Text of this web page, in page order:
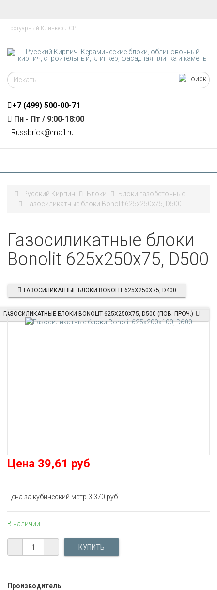
Тротуарный Клинкер ЛСР
+7 (499) 500-00-71
Пн - Пт / 9:00-18:00
Russbrick@mail.ru
Русский Кирпич Блоки
Блоки газобетонные
Газосиликатные блоки Bonolit 625x250x75, D500
Газосиликатные блоки
Bonolit 625x250x75, D500
ГАЗОСИЛИКАТНЫЕ БЛОКИ BONOLIT 625X250X75, D400
ГАЗОСИЛИКАТНЫЕ БЛОКИ BONOLIT 625X250X75, D500 (ПОВ. ПРОЧ.)
Цена 39,61 руб
Цена за кубический метр 3 370 руб.
В наличии
Производитель